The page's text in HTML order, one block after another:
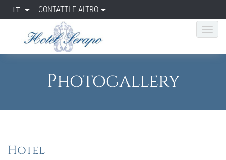
IT CONTATTI E ALTRO
Photogallery
Hotel